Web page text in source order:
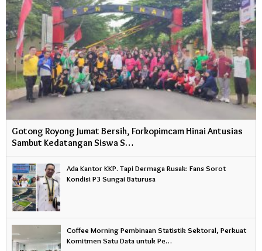
Gotong Royong Jumat Bersih, Forkopimcam Hinai Antusias
Sambut Kedatangan Siswa S…
Ada Kantor KKP. Tapi Dermaga Rusak: Fans Sorot
Kondisi P3 Sungai Baturusa
Coffee Morning Pembinaan Statistik Sektoral, Perkuat
Komitmen Satu Data untuk Pe…